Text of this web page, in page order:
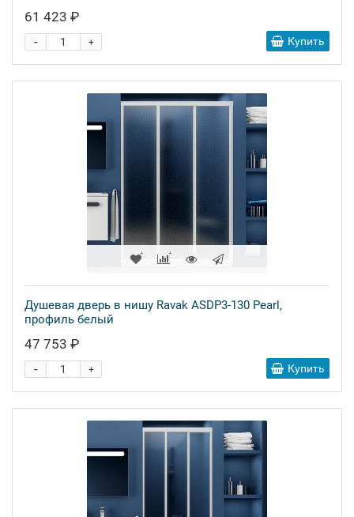
61 423 ₽
+
- Купить
Душевая дверь в нишу Ravak ASDP3-130 Pearl,
профиль белый
47 753 ₽
+
- Купить